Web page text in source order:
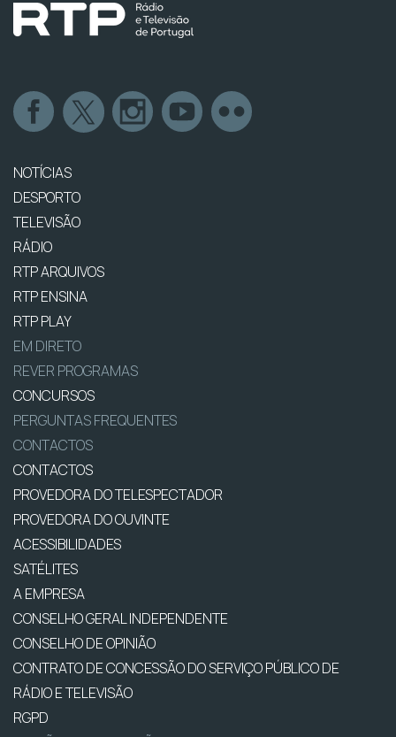
NOTÍCIAS
DESPORTO
TELEVISÃO
RÁDIO
RTP ARQUIVOS
RTP ENSINA
RTP PLAY
EM DIRETO
REVER PROGRAMAS
CONCURSOS
PERGUNTAS FREQUENTES
CONTACTOS
CONTACTOS
PROVEDORA DO TELESPECTADOR
PROVEDORA DO OUVINTE
ACESSIBILIDADES
SATÉLITES
A EMPRESA
CONSELHO GERAL INDEPENDENTE
CONSELHO DE OPINIÃO
CONTRATO DE CONCESSÃO DO SERVIÇO PÚBLICO DE
RÁDIO E TELEVISÃO
RGPD